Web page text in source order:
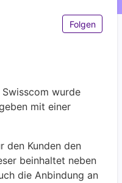
Folgen
wurde
mit einer
den Kunden den
beinhaltet neben
die Anbindung an